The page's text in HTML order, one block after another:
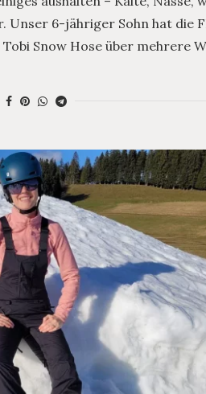
Unser 6-jähriger Sohn hat die
Snow Hose über mehrere